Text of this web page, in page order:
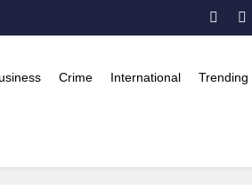
Crime International Trending